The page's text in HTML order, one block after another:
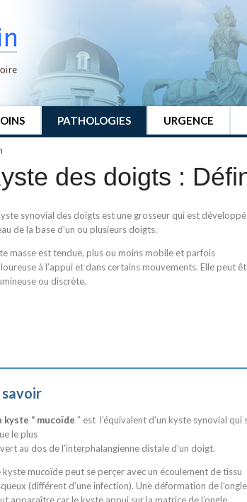
PATHOLOGIES URGENCE
des doigts :
synovial des doigts est une grosseur qui est
de la base d’un ou plusieurs doigts.
masse est tendue, plus ou moins mobile et parfois
à l’appui et dans certains mouvements. Elle peut
ou discrète.
savoir
kyste “ mucoïde ” est l’équivalent d’un kyste synovial qui
le plus
au dos de l’interphalangienne distale d’un doigt.
kyste mucoïde peut se perçer avec un écoulement de tissu
(différent d’une infection). Une déformation de l’ongle